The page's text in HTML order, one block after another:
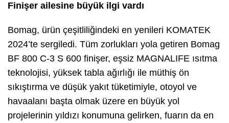
Finişer ailesine büyük ilgi vardı
Bomag, ürün çeşitliliğindeki en yenileri KOMATEK
2024’te sergiledi. Tüm zorlukları yola getiren Bomag
BF 800 C-3 S 600 finişer, eşsiz MAGNALIFE ısıtma
teknolojisi, yüksek tabla ağırlığı ile müthiş ön
sıkıştırma ve düşük yakıt tüketimiyle, otoyol ve
havaalanı başta olmak üzere en büyük yol
projelerinin yıldızı konumuna gelirken, fuarın da en